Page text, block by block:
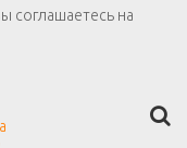
соглашаетесь на